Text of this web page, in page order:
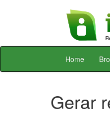
Skip
Home
Gerar